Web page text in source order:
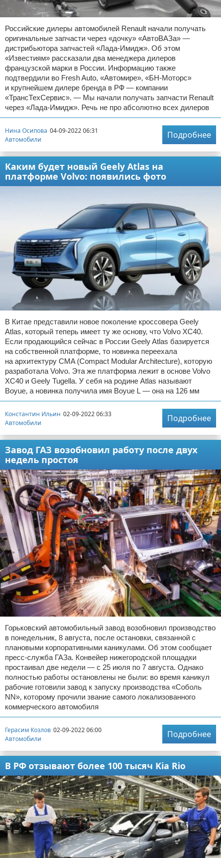
Российские дилеры автомобилей Renault начали получать
оригинальные запчасти через «дочку» «АвтоВАЗа» —
дистрибьютора запчастей «Лада-Имидж». Об этом
«Известиям» рассказали два менеджера дилеров
французской марки в России. Информацию также
подтвердили во Fresh Auto, «Автомире», «БН-Моторс»
и крупнейшем дилере бренда в РФ — компании
«ТрансТехСервис». — Мы начали получать запчасти Renault
через «Лада-Имидж». Речь не про абсолютно всех дилеров
Нина Осипова 04-09-2022 06:31
Автомобили
Подробнее
Каким будет новый Geely Atlas на
платформе Volvo: появились фото
В Китае представили новое поколение кроссовера Geely
Atlas, который теперь имеет ту же основу, что Volvo XC40.
Если продающийся сейчас в России Geely Atlas базируется
на собственной платформе, то новинка переехала
на архитектуру CMA (Compact Modular Architecture), которую
разработала Volvo. Эта же платформа лежит в основе Volvo
XC40 и Geely Tugella. У себя на родине Atlas называют
Boyue, а новинка получила имя Boyue L — она на 126 мм
Константин Ильин 02-09-2022 06:33
Автомобили
Подробнее
Завод ГАЗ возобновил работу после двух
недель простоя
Горьковский автомобильный завод возобновил производство
в понедельник, 8 августа, после остановки, связанной с
плановыми корпоративными каникулами. Об этом сообщает
пресс-служба ГАЗа. Конвейер нижегородской площадки
простаивал две недели — с 25 июля по 7 августа. Однако
полностью работы остановлены не были: во время каникул
рабочие готовили завод к запуску производства «Соболь
NN», которому прочили звание самого локализованного
коммерческого автомобиля
Герасим Козлов 02-09-2022 06:00
Автомобили
Подробнее
В РФ отзывают более 100 тысяч Kia Rio